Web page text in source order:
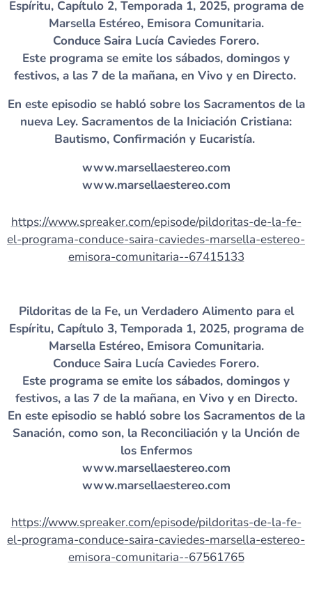
Espíritu, Capítulo 2, Temporada 1, 2025, programa de
Marsella Estéreo, Emisora Comunitaria.
Conduce Saira Lucía Caviedes Forero.
Este programa se emite los sábados, domingos y
festivos, a las 7 de la mañana, en Vivo y en Directo.
En este episodio se habló sobre los Sacramentos de la
nueva Ley. Sacramentos de la Iniciación Cristiana:
Bautismo, Confirmación y Eucaristía.
www.marsellaestereo.com
www.marsellaestereo.com
https://www.spreaker.com/episode/pildoritas-de-la-fe-
el-programa-conduce-saira-caviedes-marsella-estereo-
emisora-comunitaria--67415133
Pildoritas de la Fe, un Verdadero Alimento para el
Espíritu, Capítulo 3, Temporada 1, 2025, programa de
Marsella Estéreo, Emisora Comunitaria.
Conduce Saira Lucía Caviedes Forero.
Este programa se emite los sábados, domingos y
festivos, a las 7 de la mañana, en Vivo y en Directo.
En este episodio se habló sobre los Sacramentos de la
Sanación, como son, la Reconciliación y la Unción de
los Enfermos
www.marsellaestereo.com
www.marsellaestereo.com
https://www.spreaker.com/episode/pildoritas-de-la-fe-
el-programa-conduce-saira-caviedes-marsella-estereo-
emisora-comunitaria--67561765